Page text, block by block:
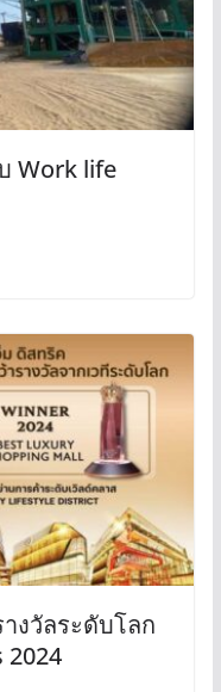
Work life
งวัลระดับโลก
2024